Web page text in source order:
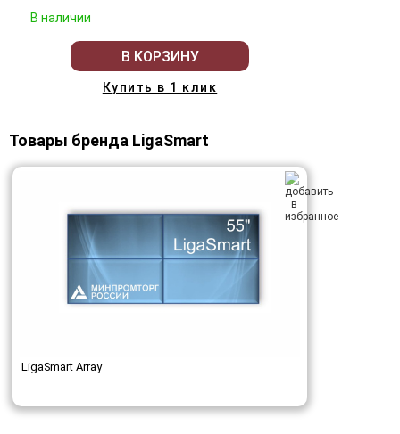
В наличии
В КОРЗИНУ
Купить в 1 клик
Товары бренда LigaSmart
LigaSmart Array